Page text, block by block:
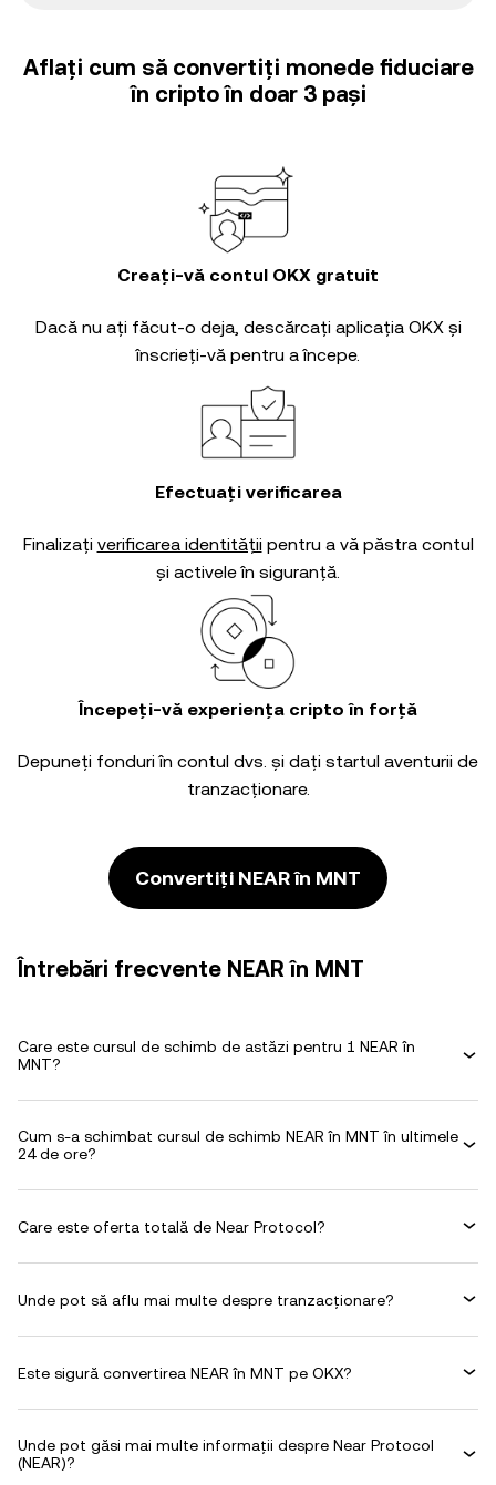
Aflați cum să convertiți monede fiduciare
în cripto în doar 3 pași
Creați-vă contul OKX gratuit
Dacă nu ați făcut-o deja, descărcați aplicația OKX și
înscrieți-vă pentru a începe.
Efectuați verificarea
Finalizați verificarea identității pentru a vă păstra contul
și activele în siguranță.
Începeți-vă experiența cripto în forță
Depuneți fonduri în contul dvs. și dați startul aventurii de
tranzacționare.
Convertiți NEAR în MNT
Întrebări frecvente NEAR în MNT
Care este cursul de schimb de astăzi pentru 1 NEAR în
MNT?
Cum s-a schimbat cursul de schimb NEAR în MNT în ultimele
24 de ore?
Care este oferta totală de Near Protocol?
Unde pot să aflu mai multe despre tranzacționare?
Este sigură convertirea NEAR în MNT pe OKX?
Unde pot găsi mai multe informații despre Near Protocol
(NEAR)?